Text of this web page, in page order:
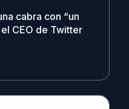
cabra con “un
CEO de Twitter